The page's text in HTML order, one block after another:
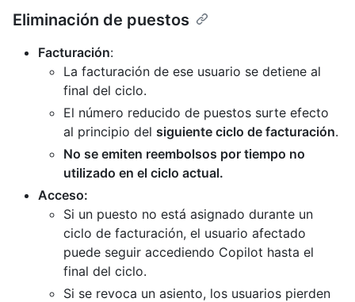
Eliminación de puestos
Facturación:
La facturación de ese usuario se detiene al
final del ciclo.
El número reducido de puestos surte efecto
al principio del siguiente ciclo de facturación.
No se emiten reembolsos por tiempo no
utilizado en el ciclo actual.
Acceso:
Si un puesto no está asignado durante un
ciclo de facturación, el usuario afectado
puede seguir accediendo Copilot hasta el
final del ciclo.
Si se revoca un asiento, los usuarios pierden